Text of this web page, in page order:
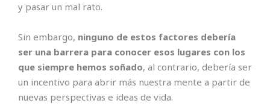
y pasar un mal rato.
Sin embargo, ninguno de estos factores debería
ser una barrera para conocer esos lugares con los
que siempre hemos soñado, al contrario, debería ser
un incentivo para abrir más nuestra mente a partir de
nuevas perspectivas e ideas de vida.